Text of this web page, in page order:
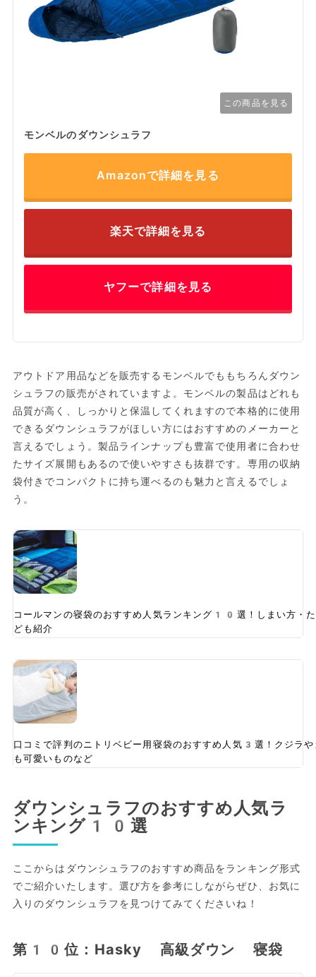
この商品を見る
モンベルのダウンシュラフ
Amazonで詳細を見る
楽天で詳細を見る
ヤフーで詳細を見る
アウトドア用品などを販売するモンベルでももちろんダウン
シュラフの販売がされていますよ。モンベルの製品はどれも
品質が高く、しっかりと保温してくれますので本格的に使用
できるダウンシュラフがほしい方にはおすすめのメーカーと
言えるでしょう。製品ラインナップも豊富で使用者に合わせ
たサイズ展開もあるので使いやすさも抜群です。専用の収納
袋付きでコンパクトに持ち運べるのも魅力と言えるでしょ
う。
コールマンの寝袋のおすすめ人気ランキング10選！しまい方・
ども紹介
口コミで評判のニトリベビー用寝袋のおすすめ人気3選！クジラ
も可愛いものなど
ダウンシュラフのおすすめ人気ラ
ンキング10選
ここからはダウンシュラフのおすすめ商品をランキング形式
でご紹介いたします。選び方を参考にしながらぜひ、お気に
入りのダウンシュラフを見つけてみてくださいね！
第10位：Hasky 高級ダウン 寝袋